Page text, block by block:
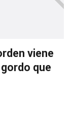
viene
que